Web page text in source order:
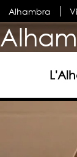
Alhambra